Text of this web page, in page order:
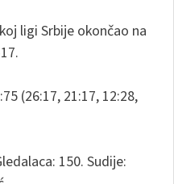
ligi Srbije okončao na
(26:17, 21:17, 12:28,
150. Sudije: